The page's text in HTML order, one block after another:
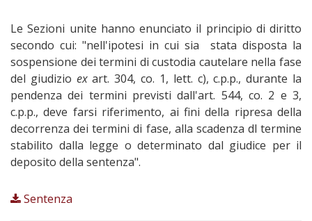
Le Sezioni unite hanno enunciato il principio di diritto
secondo cui: "nell'ipotesi in cui sia stata disposta la
sospensione dei termini di custodia cautelare nella fase
del giudizio exart. 304, co. 1, lett. c), c.p.p., durante la
pendenza dei termini previsti dall'art. 544, co. 2 e 3,
c.p.p., deve farsi riferimento, ai fini della ripresa della
decorrenza dei termini di fase, alla scadenza dl termine
stabilito dalla legge o determinato dal giudice per il
deposito della sentenza".
Sentenza